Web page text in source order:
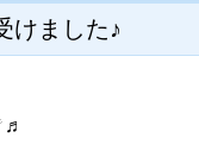
けました♪
♬